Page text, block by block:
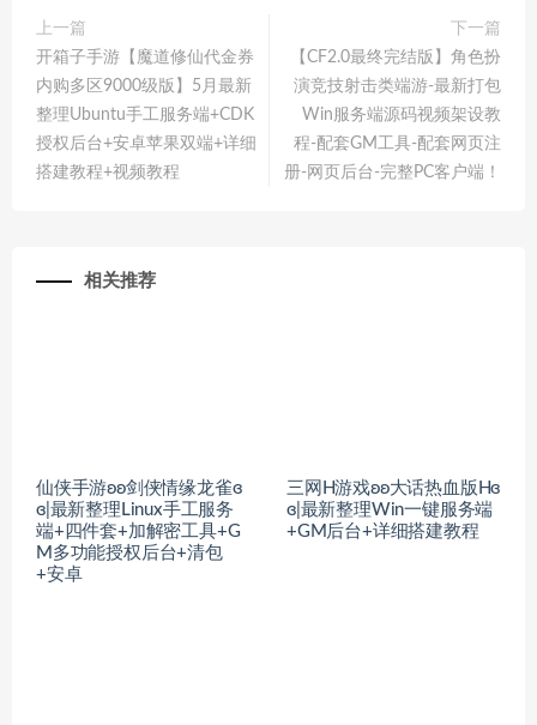
上一篇
开箱子手游【魔道修仙代金券
内购多区9000级版】5月最新
整理Ubuntu手工服务端+CDK
授权后台+安卓苹果双端+详细
搭建教程+视频教程
下一篇
【CF2.0最终完结版】角色扮
演竞技射击类端游-最新打包
Win服务端源码视频架设教
程-配套GM工具-配套网页注
册-网页后台-完整PC客户端！
相关推荐
仙侠手游ʚʚ剑侠情缘龙雀ɞ
ɞ|最新整理Linux手工服务
端+四件套+加解密工具+G
M多功能授权后台+清包
+安卓
三网H游戏ʚʚ大话热血版Hɞ
ɞ|最新整理Win一键服务端
+GM后台+详细搭建教程